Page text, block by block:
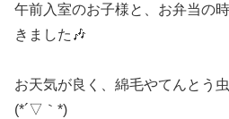
午前入室のお子様と、お弁当の
きました🎶
お天気が良く、綿毛やてんとう
(*´▽｀*)